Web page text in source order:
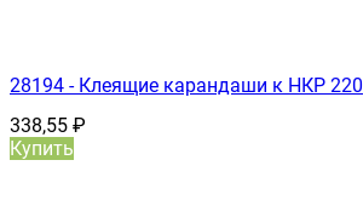
28194 - Клеящие карандаши к НКР 220
338,55 ₽
Купить